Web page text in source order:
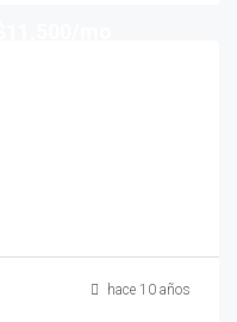
hace 10 años